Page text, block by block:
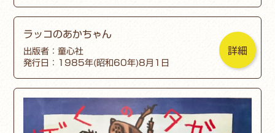
ラッコのあかちゃん
出版者：童心社
発行日：1985年(昭和60年)8月1日
詳細